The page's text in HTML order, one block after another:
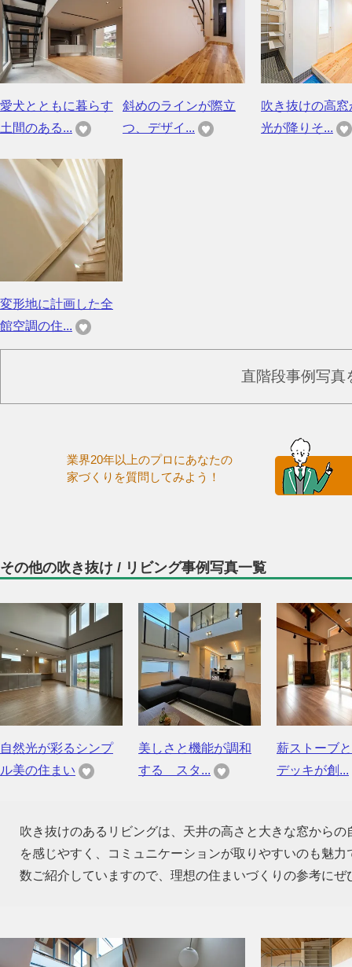
愛犬とともに暮らす
土間のある...
斜めのラインが際立
つ、デザイ...
吹き抜けの高窓
光が降りそ...
変形地に計画した全
館空調の住...
直階段事例写真
業界20年以上のプロにあなたの
家づくりを質問してみよう！
その他の吹き抜け / リビング事例写真一覧
自然光が彩るシンプ
ル美の住まい
美しさと機能が調和
する スタ...
薪ストーブ
デッキが創...
吹き抜けのあるリビングは、天井の高さと大きな窓から
を感じやすく、コミュニケーションが取りやすいのも魅
数ご紹介していますので、理想の住まいづくりの参考にぜ